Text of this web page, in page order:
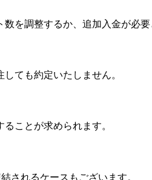
を調整するか、追加入金が必要
ても約定いたしません。
ことが求められます。
されるケースもございます。